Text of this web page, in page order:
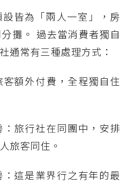
皆為「兩人一室」，房
攤。 過去當消費者獨自
通常有三種處理方式：
額外付費，全程獨自住
旅行社在同團中，安排
旅客同住。
這是業界行之有年的最